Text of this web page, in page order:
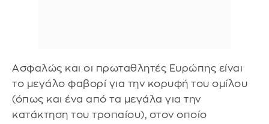
Ασφαλώς και οι πρωταθλητές Ευρώπης είναι
το μεγάλο φαβορί για την κορυφή του ομίλου
(όπως και ένα από τα μεγάλα για την
κατάκτηση του τροπαίου), στον οποίο